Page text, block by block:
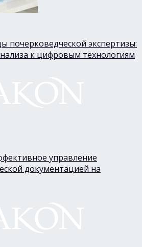
почерковедческой экспертизы:
к цифровым технологиям
управление
документацией на